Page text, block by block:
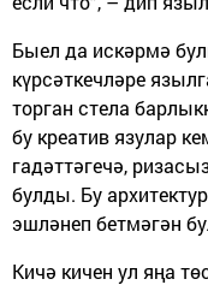
Быел да искәрмә
күрсәткечләре
торган стела
бу креатив язулар
гадәттәгечә,
булды. Бу
эшләнеп бетмәгән
Кичә кичен ул яңа